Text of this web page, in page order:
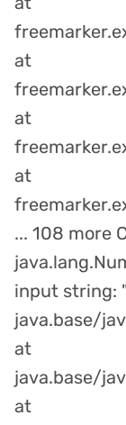
at
at
at
... 108 more
input string:
java.base/
at
java.base/
at